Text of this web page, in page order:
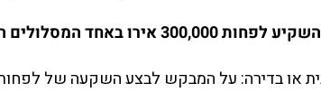
אירו באחד המסלולים הבאים:
המבקש לבצע השקעה של לפחות 300,000 אירו בתוספת מע”מ לרכישת בית חדש לגמרי או דירה